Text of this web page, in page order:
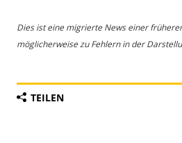
Dies ist eine migrierte News einer
möglicherweise zu Fehlern in der
TEILEN